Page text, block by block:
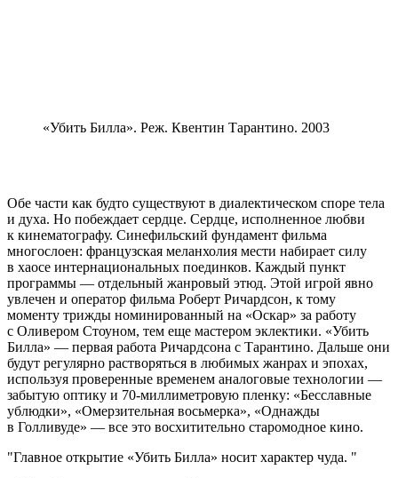
«Убить Билла». Реж. Квентин Тарантино. 2003
Обе части как будто существуют в диалектическом споре тела
и духа. Но побеждает сердце. Сердце, исполненное любви
к кинематографу. Синефильский фундамент фильма
многослоен: французская меланхолия мести набирает силу
в хаосе интернациональных поединков. Каждый пункт
программы — отдельный жанровый этюд. Этой игрой явно
увлечен и оператор фильма Роберт Ричардсон, к тому
моменту трижды номинированный на «Оскар» за работу
с Оливером Стоуном, тем еще мастером эклектики. «Убить
Билла» — первая работа Ричардсона с Тарантино. Дальше они
будут регулярно растворяться в любимых жанрах и эпохах,
используя проверенные временем аналоговые технологии —
забытую оптику и 70-миллиметровую пленку: «Бесславные
ублюдки», «Омерзительная восьмерка», «Однажды
в Голливуде» — все это восхитительно старомодное кино.
Главное открытие «Убить Билла» носит характер чуда.